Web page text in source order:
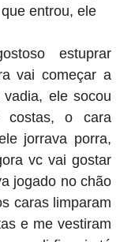
entrou, ele
estuprar
vai começar a
ele socou
costas, o cara
jorrava porra,
vc vai gostar
jogado no chão
caras limparam
e me vestiram